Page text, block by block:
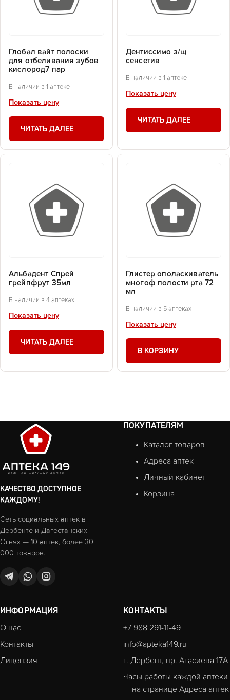
Глобал вайт полоски
для отбеливания зубов
кислород7 пар
В наличии в 1 аптеке
Показать цену
ЧИТАТЬ ДАЛЕЕ
Дентиссимо з/щ
сенсетив
В наличии в 1 аптеке
Показать цену
ЧИТАТЬ ДАЛЕЕ
Альбадент Спрей
грейпфрут 35мл
В наличии в 4 аптеках
Показать цену
ЧИТАТЬ ДАЛЕЕ
Глистер ополаскиватель
многоф полости рта 72
мл
В наличии в 5 аптеках
Показать цену
В КОРЗИНУ
КАЧЕСТВО ДОСТУПНОЕ
КАЖДОМУ!
Сеть социальных аптек в
Дербенте и Дагестанских
Огнях — 10 аптек, более 30
000 товаров.
ПОКУПАТЕЛЯМ
Каталог товаров
Адреса аптек
Личный кабинет
Корзина
ИНФОРМАЦИЯ
О нас
Контакты
Лицензия
КОНТАКТЫ
+7 988 291-11-49
info@apteka149.ru
г. Дербент, пр. Агасиева 17А
Часы работы каждой аптеки
— на странице Адреса аптек